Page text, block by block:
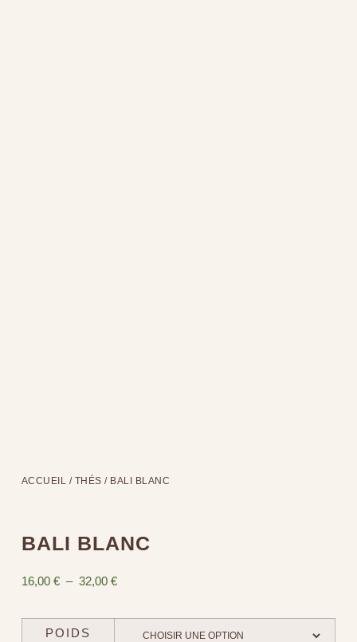
ACCUEIL / THÉS / BALI BLANC
BALI BLANC
16,00 € – 32,00 €
POIDS